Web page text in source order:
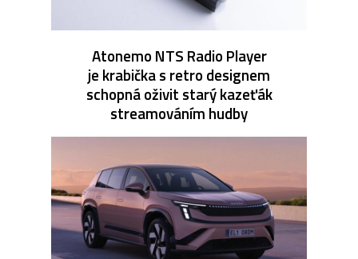
Atonemo NTS Radio Player
je krabička s retro designem
schopná oživit starý kazeťák
streamováním hudby